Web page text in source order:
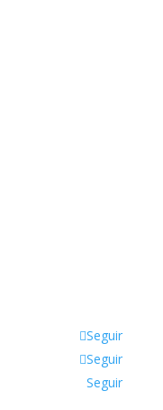
Seguir
Seguir
Seguir